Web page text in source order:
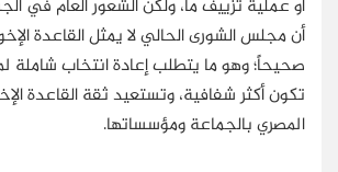
أو عملية تزييف ما، ولكن الشعور العام في
أن مجلس الشورى الحالي لا يمثل القاعدة
صحيحاً؛ وهو ما يتطلب إعادة انتخاب شاملة
تكون أكثر شفافية، وتستعيد ثقة القاعدة
المصري بالجماعة ومؤسساتها.